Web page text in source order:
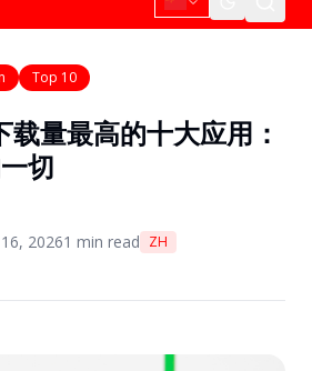
Top 10
量最高的十大应用：
切
20261 min read ZH